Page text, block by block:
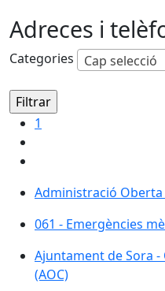
Adreces i
Categories Cap selecció
1
Administració Oberta
Administració Oberta
061 - Emergències
061 - Emergències
Ajuntament de Sora
(AOC)